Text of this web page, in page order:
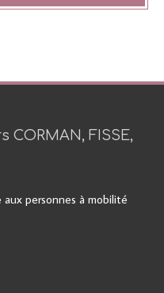
FISSE,
personnes à mobilité